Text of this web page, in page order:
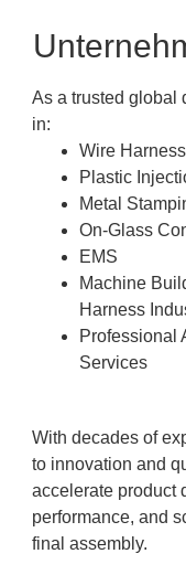
As a trusted global
in:
Wire
Plastic
Metal
On-Glass
EMS
Machine
Harness
Professional
Services
With decades of
to innovation and
accelerate product
performance, and
final assembly.